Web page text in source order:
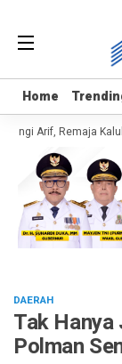
Home
Home
Arif, Remaja
DAERAH
Tak
Polman